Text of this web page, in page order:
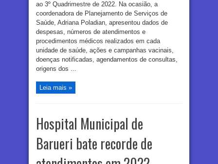
ao 3º Quadrimestre de 2022. Na ocasião, a
coordenadora de Planejamento de Serviços de
Saúde, Adriana Poladian, apresentou dados de
despesas, números de atendimentos e
procedimentos médicos realizados em cada
unidade de saúde, ações e campanhas vacinais,
doenças notificadas, agendamentos de consultas,
origens dos ...
Leia mais »
Hospital Municipal de
Barueri bate recorde de